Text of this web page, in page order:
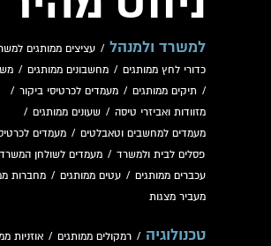
למשרד ולמנהל / עציצים ממותגים
כדורי לחץ ממותגים / מחשבונים ממותגים /
/ תיקים ממותגים / מעמדים לכרטיסי ביקור /
מזוודות ואביזרי טיסה / שעונים ממותגים /
מעמדים למחשבים וטאבלטים / מעמדים
פסלים לבית ולמשרד / מעמדים לשולחן המשרד
עכברים ממותגים / עטים ממותגים / מחברות
מעביר מצגות
טכנולוגיה / רמקולים ממותגים / אוזניות